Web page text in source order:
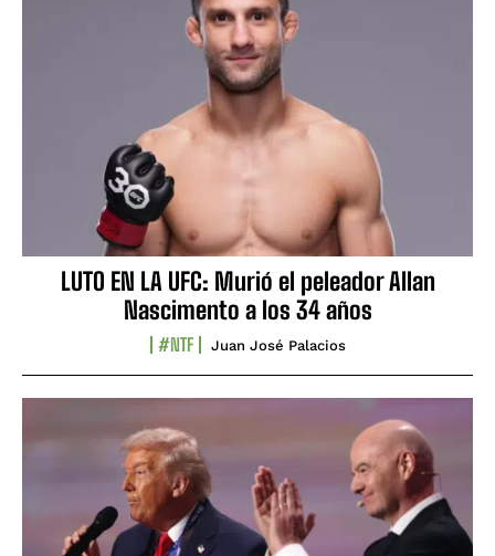
LUTO EN LA UFC: Murió el peleador Allan
Nascimento a los 34 años
#NTF Juan José Palacios